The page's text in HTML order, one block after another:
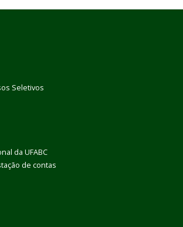
Seletivos
da UFABC
de contas